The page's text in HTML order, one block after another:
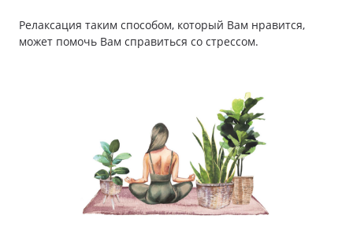
Релаксация таким способом, который Вам нравится,
может помочь Вам справиться со стрессом.